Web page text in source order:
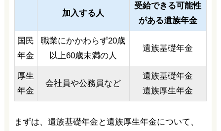
加入する人
受給できる可能性
がある遺族年金
国民
年金
職業にかかわらず20歳
以上60歳未満の人
遺族基礎年金
厚生
年金
会社員や公務員など
遺族基礎年金
遺族厚生年金
まずは、遺族基礎年金と遺族厚生年金について、